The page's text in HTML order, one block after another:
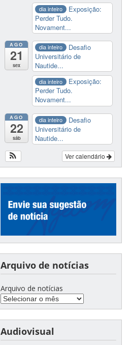
dia inteiro
Exposição:
Perder Tudo.
Novament...
AGO
21
sex
dia inteiro
Desafio
Universitário de
Nautide...
dia inteiro
Exposição:
Perder Tudo.
Novament...
AGO
22
sáb
dia inteiro
Desafio
Universitário de
Nautide...
Ver calendário
Arquivo de notícias
Arquivo de notícias
Audiovisual